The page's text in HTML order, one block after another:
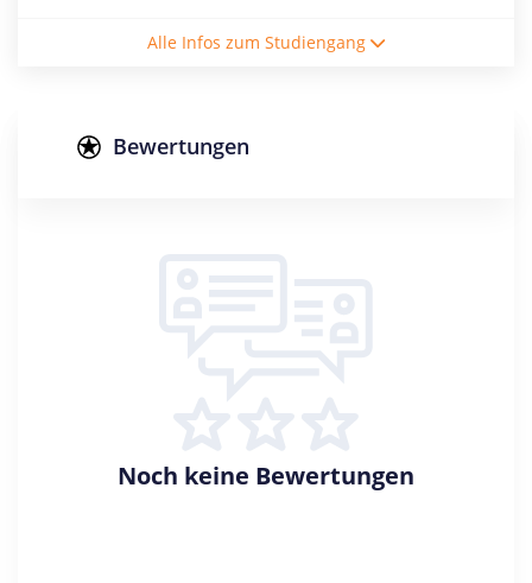
Alle Infos zum Studiengang
Bewertungen
Noch keine Bewertungen